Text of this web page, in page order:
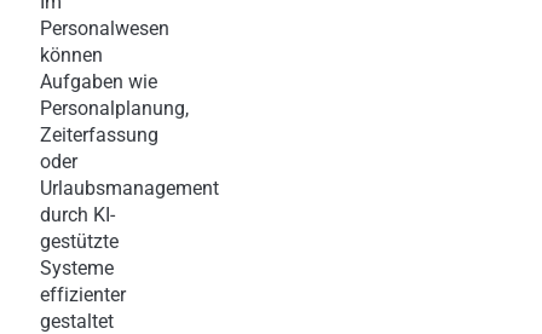
Personalwesen
können
Aufgaben wie
Personalplanung,
Zeiterfassung
oder
Urlaubsmanagement
durch KI-
gestützte
Systeme
effizienter
gestaltet